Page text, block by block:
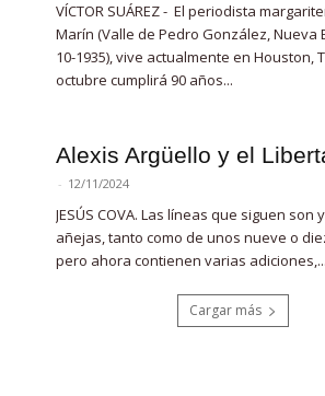
VÍCTOR SUÁREZ - El periodista
Marín (Valle de Pedro González, Nueva
10-1935), vive actualmente en Houston,
octubre cumplirá 90 años...
Alexis Argüello y el
- 12/11/2024
JESÚS COVA. Las líneas que siguen son
añejas, tanto como de unos nueve o
pero ahora contienen varias adiciones,...
Cargar más